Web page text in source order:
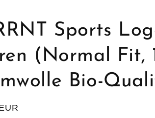
Sports
(Normal Fit,
Bio-